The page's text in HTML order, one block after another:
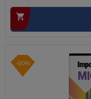

-60%